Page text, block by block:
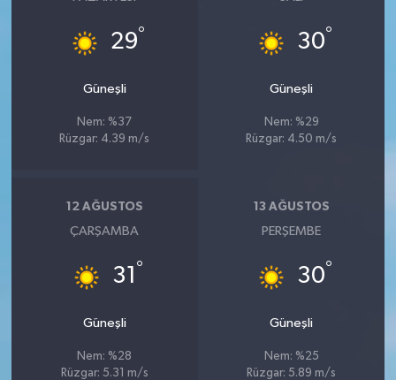
29°
Güneşli
Nem: %37
Rüzgar: 4.39 m/s
30°
Güneşli
Nem: %29
Rüzgar: 4.50 m/s
12 AĞUSTOS
ÇARŞAMBA
31 °
Güneşli
Nem: %28
Rüzgar: 5.31 m/s
13 AĞUSTOS
PERŞEMBE
30°
Güneşli
Nem: %25
Rüzgar: 5.89 m/s